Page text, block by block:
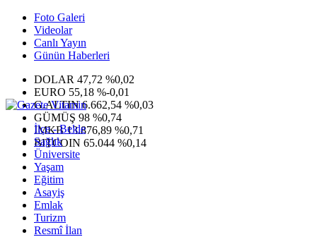
Foto Galeri
Videolar
Canlı Yayın
Günün Haberleri
DOLAR 47,72 %0,02
EURO 55,18 %-0,01
G.ALTIN6.662,54 %0,03
GÜMÜŞ 98 %0,74
IMKB13.876,89 %0,71
BITCOIN 65.044 %0,14
İlçe - Belde
Sağlık
Üniversite
Yaşam
Eğitim
Asayiş
Emlak
Turizm
Resmî İlan